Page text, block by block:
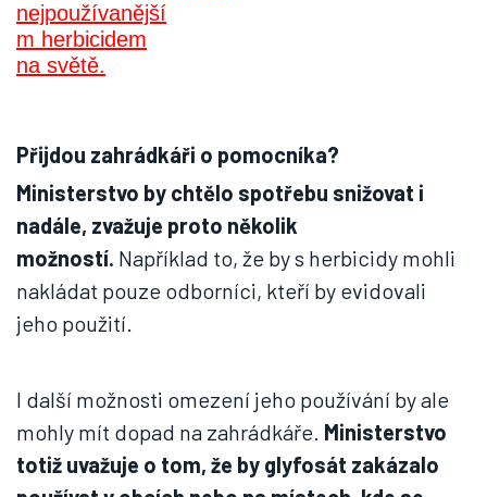
Přijdou zahrádkáři o pomocníka?
Ministerstvo by chtělo spotřebu snižovat i
nadále, zvažuje proto několik
možností. Například to, že by s herbicidy mohli
nakládat pouze odborníci, kteří by evidovali
jeho použití.
I další možnosti omezení jeho používání by ale
mohly mít dopad na zahrádkáře. Ministerstvo
totiž uvažuje o tom, že by glyfosát zakázalo